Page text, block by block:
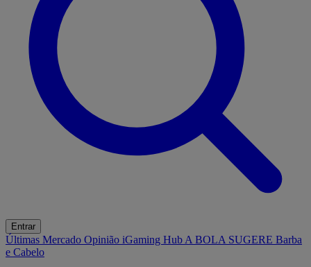
Entrar
Últimas Mercado Opinião iGaming Hub A BOLA SUGERE Barba
e Cabelo